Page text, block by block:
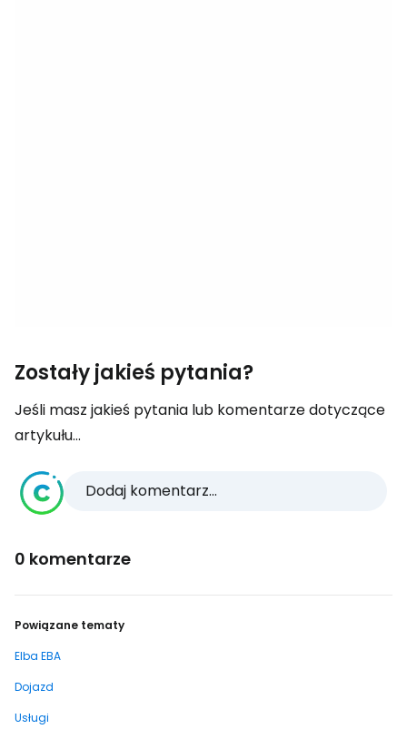
Zostały jakieś pytania?
Jeśli masz jakieś pytania lub komentarze dotyczące
artykułu...
Dodaj komentarz...
0 komentarze
Powiązane tematy
Elba EBA
Dojazd
Usługi